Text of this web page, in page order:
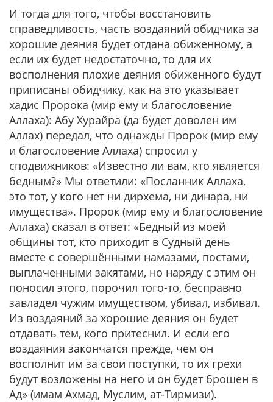
И тогда для того, чтобы восстановить
справедливость, часть воздаяний обидчика за
хорошие деяния будет отдана обиженному, а
если их будет недостаточно, то для их
восполнения плохие деяния обиженного будут
приписаны обидчику, как на это указывает
хадис Пророка (мир ему и благословение
Аллаха): Абу Хурайра (да будет доволен им
Аллах) передал, что однажды Пророк (мир ему
и благословение Аллаха) спросил у
сподвижников: «Известно ли вам, кто является
бедным?» Мы ответили: «Посланник Аллаха,
это тот, у кого нет ни дирхема, ни динара, ни
имущества». Пророк (мир ему и благословение
Аллаха) сказал в ответ: «Бедный из моей
общины тот, кто приходит в Судный день
вместе с совершёнными намазами, постами,
выплаченными закятами, но наряду с этим он
поносил этого, порочил того-то, бесправно
завладел чужим имуществом, убивал, избивал.
Из воздаяний за хорошие деяния он будет
отдавать тем, кого притеснил. И если его
воздаяния закончатся прежде, чем он
восполнит им за свои поступки, то их грехи
будут возложены на него и он будет брошен в
Ад» (имам Ахмад, Муслим, ат-Тирмизи).